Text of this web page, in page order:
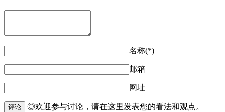
名称(*)
邮箱
网址
评论 ◎欢迎参与讨论，请在这里发表您的看法和观点。